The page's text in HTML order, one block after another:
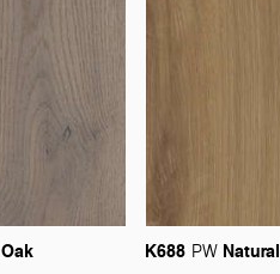
Oak K688 PW Natural